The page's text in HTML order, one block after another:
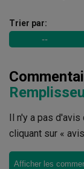
Trier par:
Il n'y a pas
cliquant sur «
Afficher les